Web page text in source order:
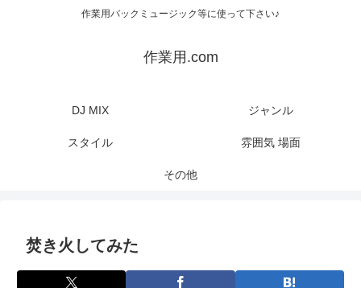
作業用バックミュージック等に使って下さい♪
作業用.com
DJ MIX ジャンル
スタイル 雰囲気 場面
その他
焚き火してみた